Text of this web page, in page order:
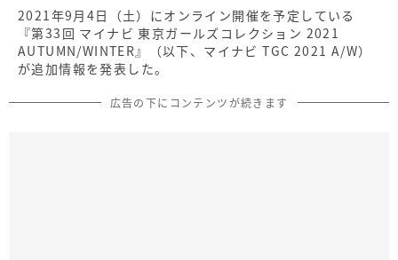
2021年9月4日（土）にオンライン開催を予定している
『第33回 マイナビ 東京ガールズコレクション 2021
AUTUMN/WINTER』（以下、マイナビ TGC 2021 A/W）
が追加情報を発表した。
広告の下にコンテンツが続きます